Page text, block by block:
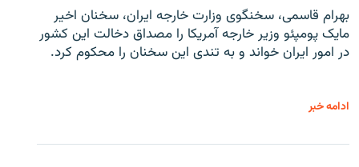
بهرام قاسمی، سخنگوی وزارت خارجه ایران، سخنان اخیر
مایک پومپئو وزیر خارجه آمریکا را مصداق دخالت این کشور
در امور ایران خواند و به تندی این سخنان را محکوم کرد.
ادامه خبر